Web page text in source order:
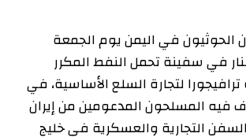
الحوثيون في اليمن يوم الجمعة
في سفينة تحمل النفط المكرر
لتجارة السلع الأساسية، في
فيه المسلحون المدعومين من إيران
التجارية والعسكرية في خليج